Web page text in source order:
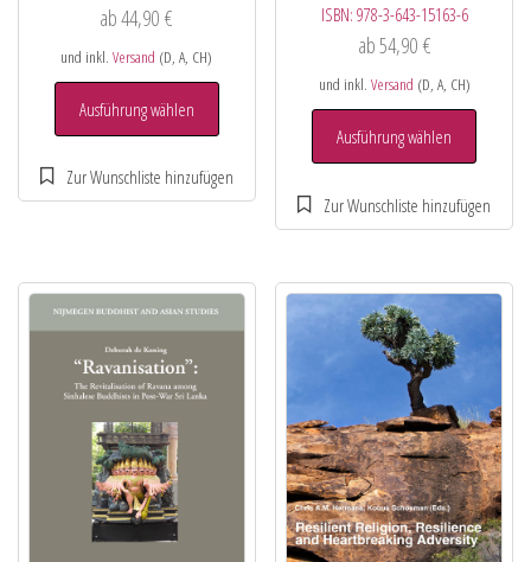
ab44,90€
und inkl.Versand (D, A, CH)
Ausführung wählen
ISBN: 978-3-643-15163-6
ab54,90 €
und inkl. Versand (D, A, CH)
Ausführung wählen